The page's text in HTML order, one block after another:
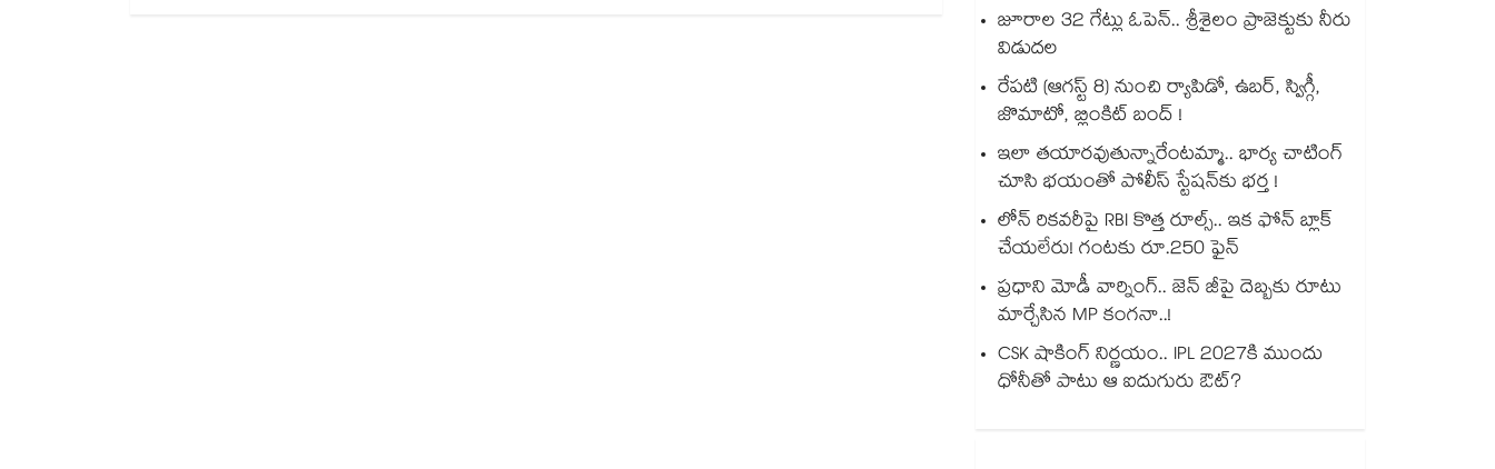
జూరాల 32 గేట్లు ఓపెన్.. శ్రీశైలం ప్రాజెక్టుకు నీరు
విడుదల
రేపటి (ఆగస్ట్ 8) నుంచి ర్యాపిడో, ఉబర్, స్విగ్గీ,
జొమాటో, బ్లింకిట్ బంద్ !
ఇలా తయారవుతున్నారేంటమ్మా.. భార్య చాటింగ్
చూసి భయంతో పోలీస్ స్టేషన్⁫కు భర్త !
లోన్ రికవరీపై RBI కొత్త రూల్స్.. ఇక ఫోన్ బ్లాక్
చేయలేరు! గంటకు రూ.250 ఫైన్
ప్రధాని మోడీ వార్నింగ్.. జెన్ జీపై దెబ్బకు రూటు
మార్చేసిన MP కంగనా..!
CSK షాకింగ్ నిర్ణయం.. IPL 2027కి ముందు
ధోనీతో పాటు ఆ ఐదుగురు ఔట్?